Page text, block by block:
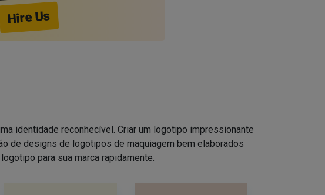
Hire Us
identidade reconhecível. Criar um logotipo impressionante
de designs de logotipos de maquiagem bem elaborados
para sua marca rapidamente.